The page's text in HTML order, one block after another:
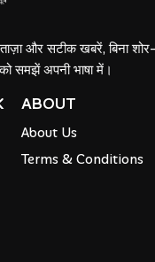
और सटीक खबरें, बिना
समझें अपनी भाषा में।
ABOUT
About Us
Terms & Conditions